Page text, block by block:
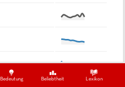
Bedeutung Beliebtheit Lexikon